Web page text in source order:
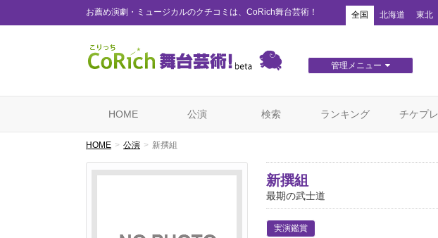
お薦め演劇・ミュージカルのクチコミは、CoRich舞台芸術！ 全国 北海道 東北
管理メニュー
HOME 公演 検索 ランキング チケプレ
HOME 公演 新撰組
新撰組
最期の武士道
実演鑑賞